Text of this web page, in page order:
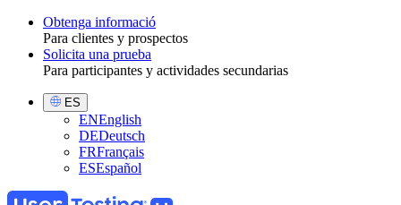
Toggle
Obtenga informació
Para clientes y prospectos
Solicita una prueba
Para participantes y actividades secundarias
Select
Language
ES
ENEnglish
DEDeutsch
FRFrançais
ESEspañol